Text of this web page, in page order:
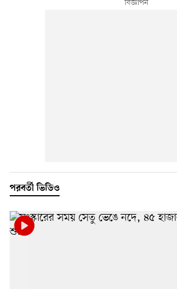
পরবর্তী ভিডিও